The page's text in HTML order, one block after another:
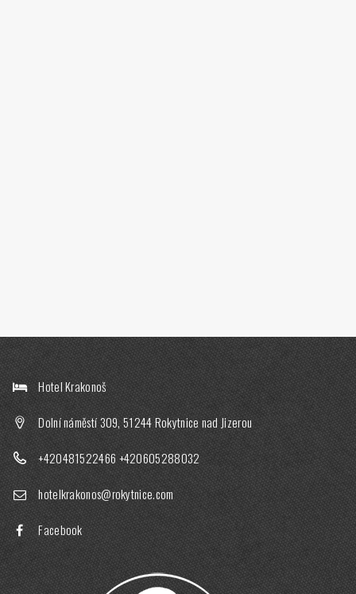
Hotel Krakonoš
Dolní náměstí 309, 51244 Rokytnice nad Jizerou
+420481522466 +420605288032
hotelkrakonos@rokytnice.com
Facebook